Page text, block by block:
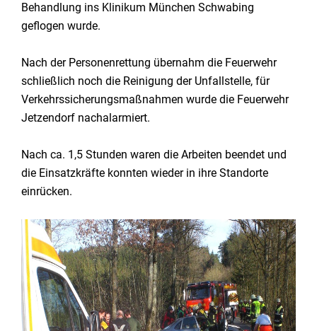
Behandlung ins Klinikum München Schwabing
geflogen wurde.
Nach der Personenrettung übernahm die Feuerwehr
schließlich noch die Reinigung der Unfallstelle, für
Verkehrssicherungsmaßnahmen wurde die Feuerwehr
Jetzendorf nachalarmiert.
Nach ca. 1,5 Stunden waren die Arbeiten beendet und
die Einsatzkräfte konnten wieder in ihre Standorte
einrücken.